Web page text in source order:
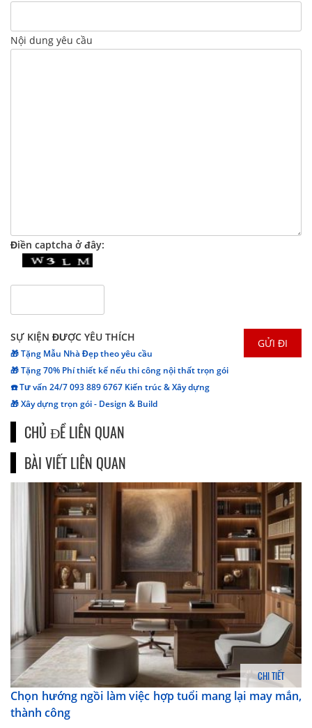
Nội dung yêu cầu
Điền captcha ở đây:
SỰ KIỆN ĐƯỢC YÊU THÍCH
🎁 Tặng Mẫu Nhà Đẹp theo yêu cầu
🎁 Tặng 70% Phí thiết kế nếu thi công nội thất trọn gói
☎️ Tư vấn 24/7 093 889 6767 Kiến trúc & Xây dựng
🎁 Xây dựng trọn gói - Design & Build
CHỦ ĐỀ LIÊN QUAN
BÀI VIẾT LIÊN QUAN
CHI TIẾT
Chọn hướng ngồi làm việc hợp tuổi mang lại may mắn,
thành công